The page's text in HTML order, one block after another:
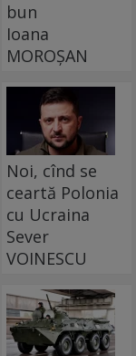
bun
Ioana
MOROȘAN
Noi, cînd se
ceartă Polonia
cu Ucraina
Sever
VOINESCU